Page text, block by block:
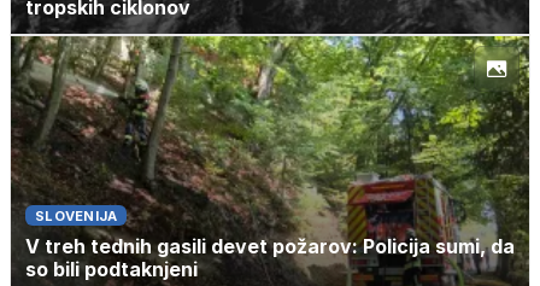
tropskih ciklonov
SLOVENIJA
V treh tednih gasili devet požarov: Policija sumi, da
so bili podtaknjeni